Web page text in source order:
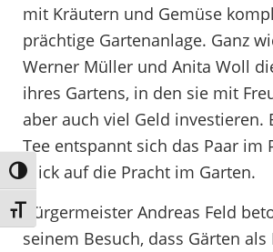
Umschalten auf hohe Kontraste
Schrift vergrößern
mit Kräutern und Gemüse
prächtige Gartenanlage. Ganz
Werner Müller und Anita Woll
ihres Gartens, in den sie mit
aber auch viel Geld investieren.
Tee entspannt sich das Paar im
Blick auf die Pracht im Garten.
Bürgermeister Andreas Feld
seinem Besuch, dass Gärten